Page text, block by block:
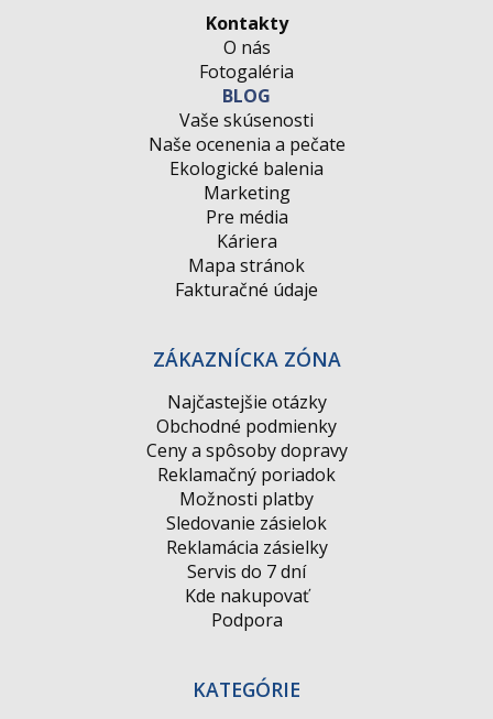
Kontakty
O nás
Fotogaléria
BLOG
Vaše skúsenosti
Naše ocenenia a pečate
Ekologické balenia
Marketing
Pre média
Káriera
Mapa stránok
Fakturačné údaje
ZÁKAZNÍCKA ZÓNA
Najčastejšie otázky
Obchodné podmienky
Ceny a spôsoby dopravy
Reklamačný poriadok
Možnosti platby
Sledovanie zásielok
Reklamácia zásielky
Servis do 7 dní
Kde nakupovať
Podpora
KATEGÓRIE